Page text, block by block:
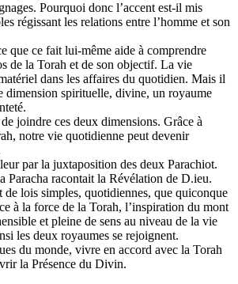
Pourquoi donc l’accent est-il mis
régissant les relations entre l’homme et son
que ce fait lui-même aide à comprendre
de la Torah et de son objectif. La vie
dans les affaires du quotidien. Mais il
dimension spirituelle, divine, un royaume
joindre ces deux dimensions. Grâce à
notre vie quotidienne peut devenir
par la juxtaposition des deux Parachiot.
Paracha racontait la Révélation de D.ieu.
de lois simples, quotidiennes, que quiconque
à la force de la Torah, l’inspiration du mont
et pleine de sens au niveau de la vie
les deux royaumes se rejoignent.
du monde, vivre en accord avec la Torah
la Présence du Divin.